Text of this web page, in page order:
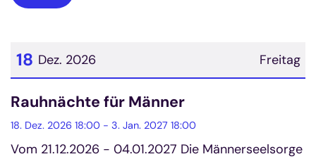
Freitag
18 Dez. 2026
Datum: 18. Dezember 2026
Rauhnächte für Männer
18. Dez. 2026 18:00 - 3. Jan. 2027 18:00
Vom 21.12.2026 - 04.01.2027 Die Männerseelsorge